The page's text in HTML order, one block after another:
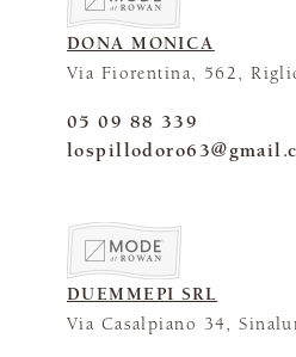
DONA MONICA
Via Fiorentina, 562,
05 09 88 339
DUEMMEPI SRL
Via Casalpiano 34,